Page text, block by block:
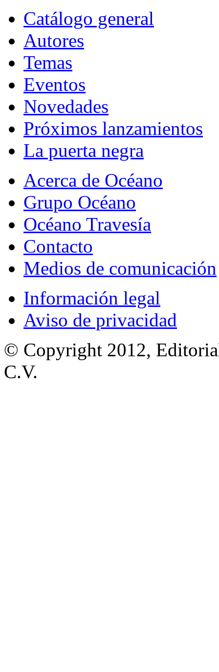
Catálogo general
Autores
Temas
Eventos
Novedades
Próximos lanzamientos
La puerta negra
Acerca de Océano
Grupo Océano
Océano Travesía
Contacto
Medios de comunicación
Información legal
Aviso de privacidad
© Copyright 2012,
C.V.